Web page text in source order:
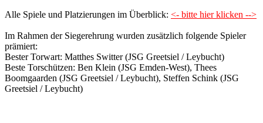
Alle Spiele und Platzierungen im Überblick: <- bitte hier klicken -->
Im Rahmen der Siegerehrung wurden zusätzlich folgende Spieler
prämiert:
Bester Torwart: Matthes Switter (JSG Greetsiel / Leybucht)
Beste Torschützen: Ben Klein (JSG Emden‑West), Thees
Boomgaarden (JSG Greetsiel / Leybucht), Steffen Schink (JSG
Greetsiel / Leybucht)